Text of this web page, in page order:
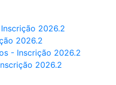
2026.2
2026.2
- Inscrição 2026.2
2026.2